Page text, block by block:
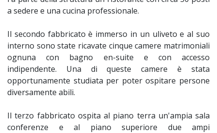
a sedere e una cucina professionale.
Il secondo fabbricato è immerso in un uliveto e al suo
interno sono state ricavate cinque camere matrimoniali
ognuna con bagno en-suite e con accesso
indipendente. Una di queste camere è stata
opportunamente studiata per poter ospitare persone
diversamente abili.
Il terzo fabbricato ospita al piano terra un'ampia sala
conferenze e al piano superiore due ampi